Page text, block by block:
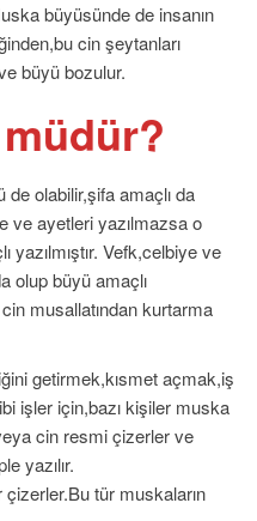
büyüsünde de insanın
cin şeytanları
büyü bozulur.
de olabilir,şifa amaçlı da
ve ayetleri yazılmazsa o
Vefk,celbiye ve
olup büyü amaçlı
cin musallatından kurtarma
getirmek,kısmet açmak,iş
işler için,bazı kişiler muska
cin resmi çizerler ve
yazılır.
tür muskaların